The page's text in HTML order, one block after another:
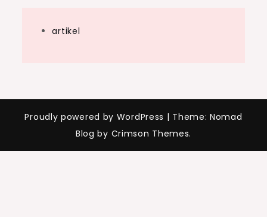
artikel
Proudly powered by WordPress | Theme: Nomad
Blog by Crimson Themes.